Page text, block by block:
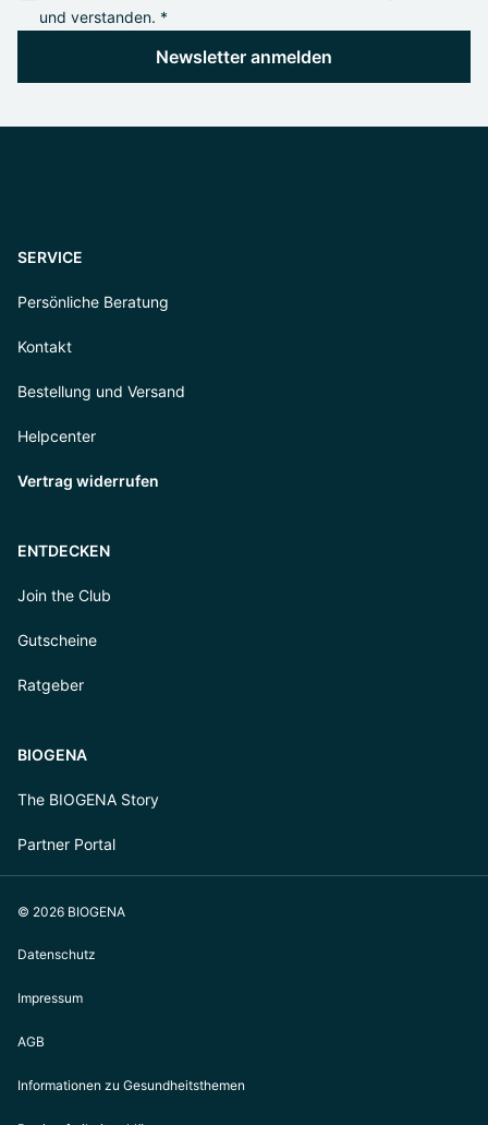
und verstanden. *
Newsletter anmelden
SERVICE
Persönliche Beratung
Kontakt
Bestellung und Versand
Helpcenter
Vertrag widerrufen
ENTDECKEN
Join the Club
Gutscheine
Ratgeber
BIOGENA
The BIOGENA Story
Partner Portal
© 2026 BIOGENA
Datenschutz
Impressum
AGB
Informationen zu Gesundheitsthemen